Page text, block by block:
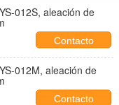
012S, aleación de
Contacto
012M, aleación de
Contacto